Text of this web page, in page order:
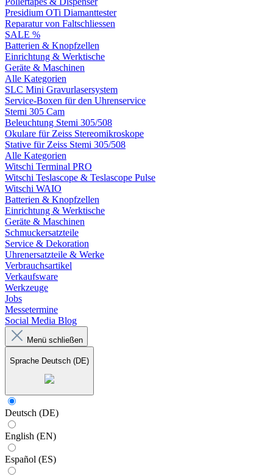
Presidium OTi Diamanttester
Reparatur von Faltschliessen
SALE %
Batterien & Knopfzellen
Einrichtung & Werktische
Geräte & Maschinen
Alle Kategorien
SLC Mini Gravurlasersystem
Service-Boxen für den Uhrenservice
Stemi 305 Cam
Beleuchtung Stemi 305/508
Okulare für Zeiss Stereomikroskope
Stative für Zeiss Stemi 305/508
Alle Kategorien
Witschi Terminal PRO
Witschi Teslascope & Teslascope Pulse
Witschi WAIO
Batterien & Knopfzellen
Einrichtung & Werktische
Geräte & Maschinen
Schmuckersatzteile
Service & Dekoration
Uhrenersatzteile & Werke
Verbrauchsartikel
Verkaufsware
Werkzeuge
Jobs
Messetermine
Social Media Blog
Menü schließen
Sprache Deutsch (DE)
Deutsch (DE)
English (EN)
Español (ES)